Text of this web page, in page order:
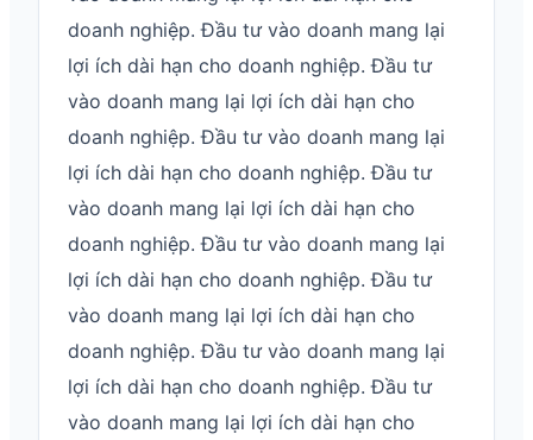
doanh nghiệp. Đầu tư vào doanh mang lại
lợi ích dài hạn cho doanh nghiệp. Đầu tư
vào doanh mang lại lợi ích dài hạn cho
doanh nghiệp. Đầu tư vào doanh mang lại
lợi ích dài hạn cho doanh nghiệp. Đầu tư
vào doanh mang lại lợi ích dài hạn cho
doanh nghiệp. Đầu tư vào doanh mang lại
lợi ích dài hạn cho doanh nghiệp. Đầu tư
vào doanh mang lại lợi ích dài hạn cho
doanh nghiệp. Đầu tư vào doanh mang lại
lợi ích dài hạn cho doanh nghiệp. Đầu tư
vào doanh mang lại lợi ích dài hạn cho